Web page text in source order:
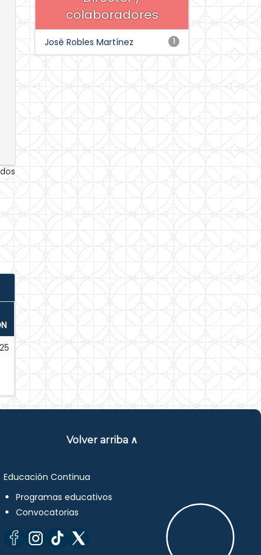
colaboradores
1
José Robles Martínez
Volver arriba ∧
Educación Continua
Programas educativos
Convocatorias